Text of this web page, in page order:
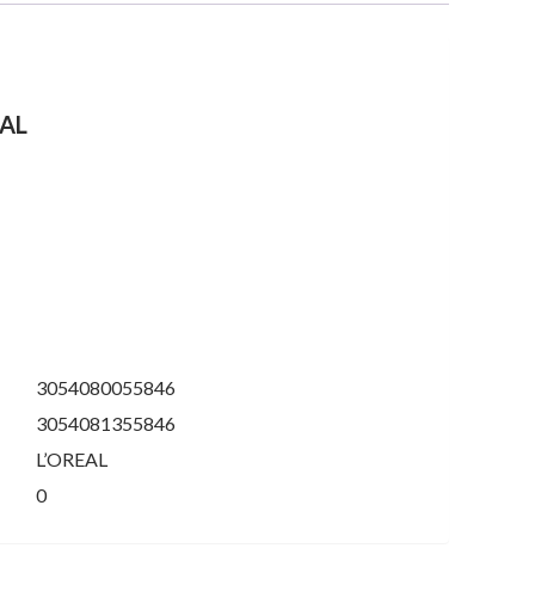
3054080055846
3054081355846
L’OREAL
0